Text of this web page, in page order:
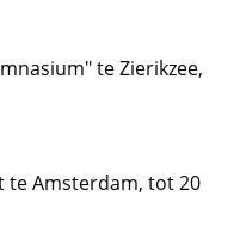
te Zierikzee,
te Amsterdam, tot 20